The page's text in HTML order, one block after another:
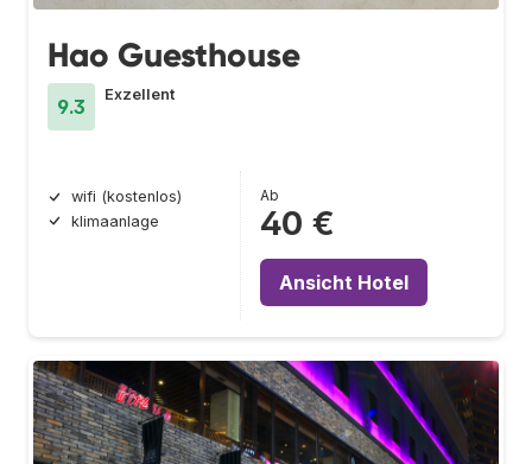
Hao Guesthouse
9.3
Exzellent
wifi (kostenlos)
klimaanlage
Ab
40 €
Ansicht Hotel